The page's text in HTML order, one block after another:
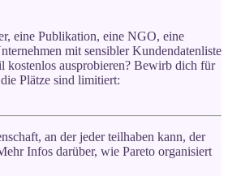
eine Publikation, eine NGO, eine
mit sensibler Kundendatenliste
kostenlos ausprobieren? Bewirb dich für
Plätze sind limitiert:
an der jeder teilhaben kann, der
Infos darüber, wie Pareto organisiert